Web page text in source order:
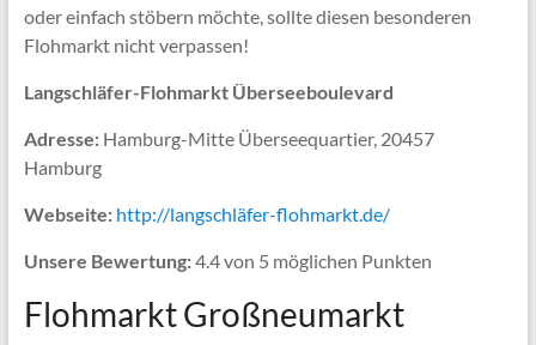
oder einfach stöbern möchte, sollte diesen besonderen
Flohmarkt nicht verpassen!
Langschläfer-Flohmarkt Überseeboulevard
Adresse:Hamburg-Mitte Überseequartier, 20457
Hamburg
Webseite: http://langschläfer-flohmarkt.de/
Unsere Bewertung:4.4 von 5 möglichen Punkten
Flohmarkt Großneumarkt